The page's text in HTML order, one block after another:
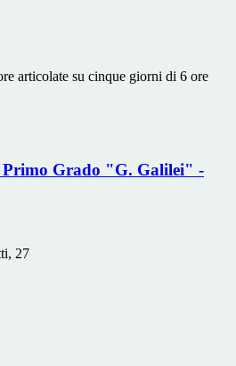
articolate su cinque giorni di 6 ore
Primo Grado "G. Galilei" -
27